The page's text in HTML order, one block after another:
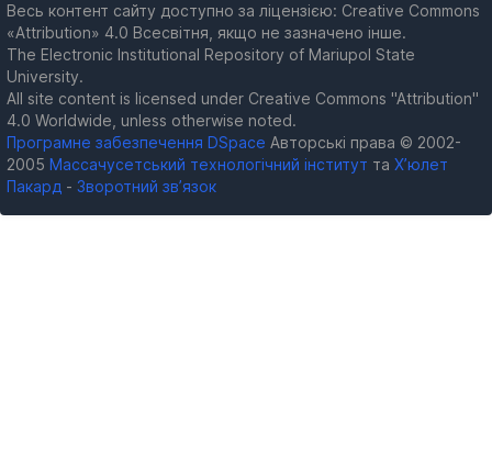
Весь контент сайту доступно за ліцензією: Creative Commons
«Attribution» 4.0 Всесвітня, якщо не зазначено інше.
The Electronic Institutional Repository of Mariupol State
University.
All site content is licensed under Creative Commons "Attribution"
4.0 Worldwide, unless otherwise noted.
Програмне забезпечення DSpace Авторські права © 2002-
2005 Массачусетський технологічний інститут та Х’юлет
Пакард - Зворотний зв’язок